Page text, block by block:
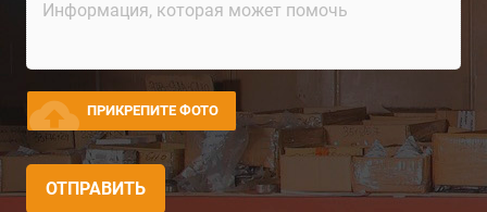
cloud_upload ПРИКРЕПИТЕ ФОТО
ОТПРАВИТЬ